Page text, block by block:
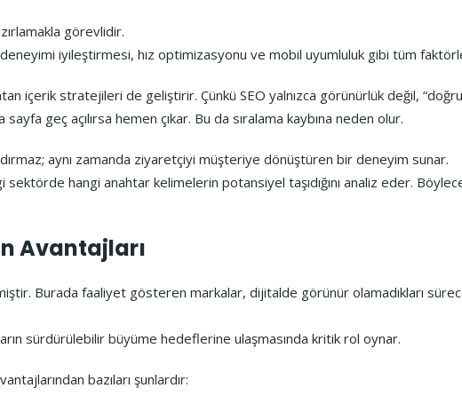
görevlidir.
deneyimi iyileştirmesi, hız optimizasyonu ve mobil uyumluluk gibi tüm
içerik stratejileri de geliştirir. Çünkü SEO yalnızca görünürlük değil,
geç açılırsa hemen çıkar. Bu da sıralama kaybına neden olur.
aynı zamanda ziyaretçiyi müşteriye dönüştüren bir deneyim sunar.
sektörde hangi anahtar kelimelerin potansiyel taşıdığını analiz eder.
Avantajları
Burada faaliyet gösteren markalar, dijitalde görünür olamadıkları
sürdürülebilir büyüme hedeflerine ulaşmasında kritik rol oynar.
bazıları şunlardır: